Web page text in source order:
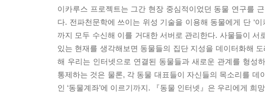
이카루스 프로젝트는 그간 현장 중심적이었던 동물 연구를
다. 전파천문학에 쓰이는 위성 기술을 이용해 동물에게 단 ‘
까지 모두 수신해 이를 거대한 서버로 관리한다. 사물들이 서
있는 현재를 생각해보면 동물들의 집단 지성을 데이터화해
해 우리는 인터넷으로 연결된 동물들과 새로운 관계를 형성
통제하는 것은 물론, 각 동물 대표들이 자신들의 목소리를 데
인 ‘동물계좌’에 이르기까지. 『동물 인터넷』은 우리에게 희